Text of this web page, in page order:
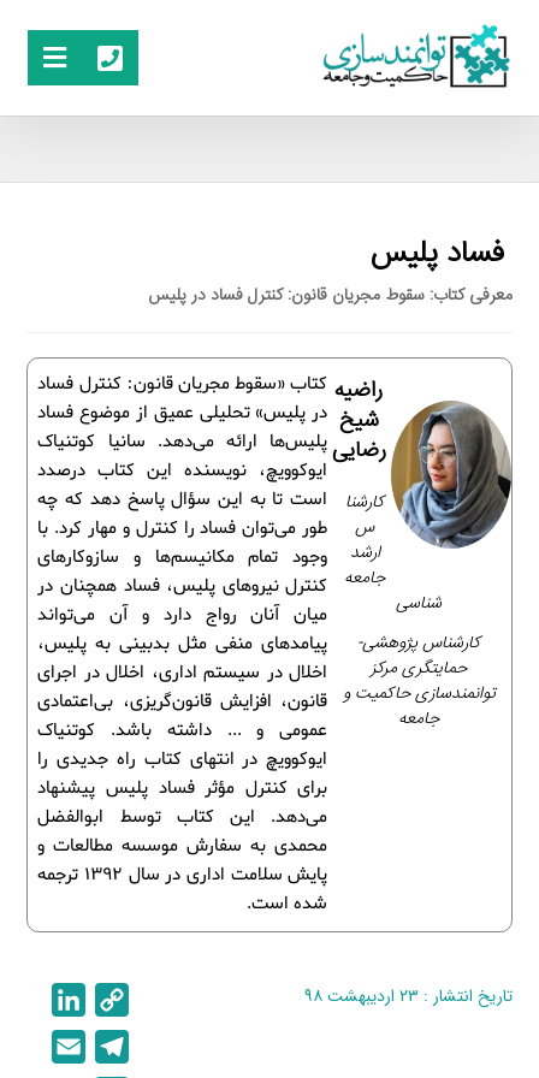
فساد پلیس
معرفی کتاب: سقوط مجریان قانون: کنترل فساد در پلیس
کتاب «سقوط مجریان قانون: کنترل فساد
در پلیس» تحلیلی عمیق از موضوع فساد
پلیس‌ها ارائه می‌دهد. سانیا کوتنیاک
ایوکوویچ، نویسنده این کتاب درصدد
است تا به این سؤال پاسخ دهد که چه
طور می‌توان فساد را کنترل و مهار کرد. با
وجود تمام مکانیسم‌ها و سازوکارهای
کنترل نیروهای پلیس، فساد همچنان در
میان آنان رواج دارد و آن می‌تواند
پیامدهای منفی مثل بدبینی به پلیس،
اخلال در سیستم اداری، اخلال در اجرای
قانون، افزایش قانون‌گریزی، بی‌اعتمادی
عمومی و ... داشته باشد. کوتنیاک
ایوکوویچ در انتهای کتاب راه جدیدی را
برای کنترل مؤثر فساد پلیس پیشنهاد
می‌دهد. این کتاب توسط ابوالفضل
محمدی به سفارش موسسه مطالعات و
پایش سلامت اداری در سال 1392 ترجمه
شده است.
راضیه
شیخ
رضایی
کارشنا
س
ارشد
جامعه
شناسی
کارشناس پژوهشی-
حمایتگری مرکز
توانمندسازی حاکمیت و
جامعه
تاریخ انتشار : ۲۳ اردیبهشت ۹۸
o
p
i
n